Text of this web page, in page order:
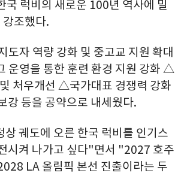
럭비의 새로운 100년 역사에 밀
조했다.
자 역량 강화 및 중고교 지원 확대
운영을 통한 훈련 환경 지원 강화 △
처우개선 △국가대표 경쟁력 강화
강 등을 공약으로 내세웠다.
상 궤도에 오른 한국 럭비를 인기스
시켜 나가고 싶다"면서 "2027 호주
LA 올림픽 본선 진출이라는 두